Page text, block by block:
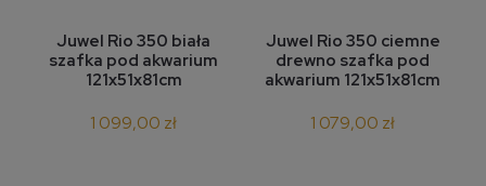
Juwel Rio 350 biała
szafka pod akwarium
121x51x81cm
1 099,00 zł
Juwel Rio 350 ciemne
drewno szafka pod
akwarium 121x51x81cm
1 079,00 zł